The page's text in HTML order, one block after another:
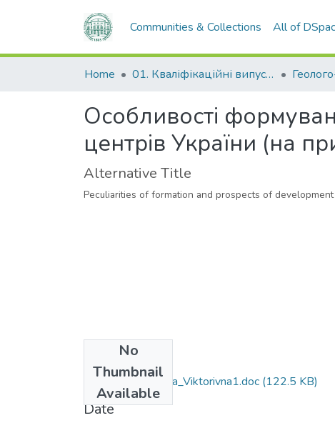
Communities & Collections All of
Home 01. Кваліфікаційні випускні роботи здобувачів вищої освіти
Особливості
центрів України (на
Alternative Title
Peculiarities of formation and prospects of
No
Thumbnail
Available
106_Sulyma_Liliya_Viktorivna1.doc (122.5 KB)
Date